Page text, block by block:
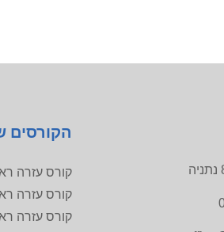
הקורסים
קורס עזרה
קורס עזרה
קורס עזרה ראשונה